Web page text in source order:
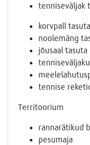
tenniseväljak
korvpall tasuta
noolemäng
jõusaal tasuta
tennise
Territoorium
rannarätikud
pesumaja